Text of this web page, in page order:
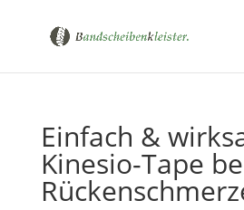
Einfach &
Kinesio-Tape